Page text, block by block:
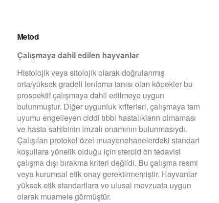
Metod
Çalışmaya dahil edilen hayvanlar
Histolojik veya sitolojik olarak doğrulanmış
orta/yüksek gradeli lenfoma tanısı olan köpekler bu
prospektif çalışmaya dahil edilmeye uygun
bulunmuştur. Diğer uygunluk kriterleri, çalışmaya tam
uyumu engelleyen ciddi tıbbi hastalıkların olmaması
ve hasta sahibinin imzalı onamının bulunmasıydı.
Çalışılan protokol özel muayenehanelerdeki standart
koşullara yönelik olduğu için steroid ön tedavisi
çalışma dışı bırakma kriteri değildi. Bu çalışma resmi
veya kurumsal etik onay gerektirmemiştir. Hayvanlar
yüksek etik standartlara ve ulusal mevzuata uygun
olarak muamele görmüştür.